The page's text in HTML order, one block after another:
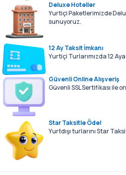
Deluxe Hoteller
Yurtiçi Paketlerimizde
sunuyoruz.
12 Ay Taksit İmkanı
Yurtiçi Turlarımızda 12
Güvenli Online Alışveriş
Güvenli SSL Sertifikası ile
Star Taksitle Öde!
Yurtdışı turlarını Star